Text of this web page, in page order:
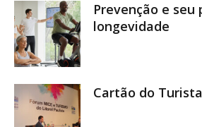
Prevenção e seu
longevidade
Cartão do